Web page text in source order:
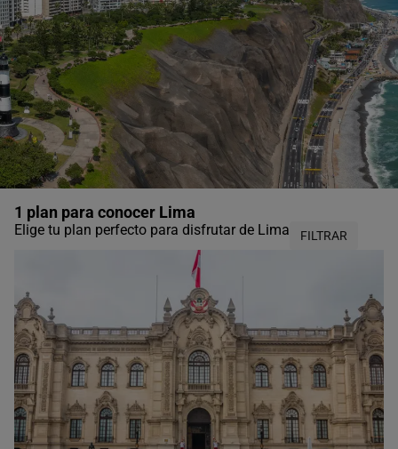
1 plan para conocer Lima
Elige tu plan perfecto para disfrutar de Lima FILTRAR